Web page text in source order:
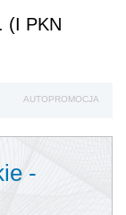
(I PKN
AUTOPROMOCJA
-